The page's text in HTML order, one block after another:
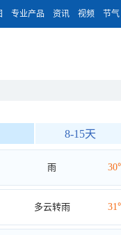
专业产品 资讯 视频 节气
8-15天
雨
多云转雨